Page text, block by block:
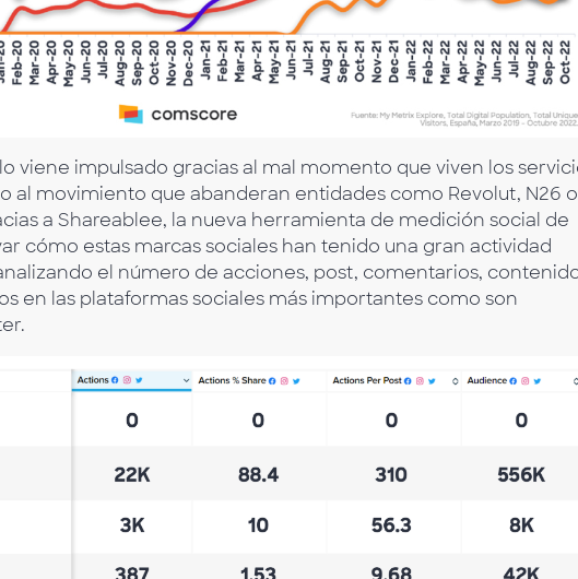
viene impulsado gracias al mal momento que viven los
al movimiento que abanderan entidades como Revolut, N26 o
a Shareablee, la nueva herramienta de medición social de
cómo estas marcas sociales han tenido una gran actividad
el número de acciones, post, comentarios,
en las plataformas sociales más importantes como son